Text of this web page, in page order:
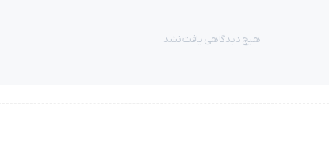
هیچ دیدگاهی یافت نشد